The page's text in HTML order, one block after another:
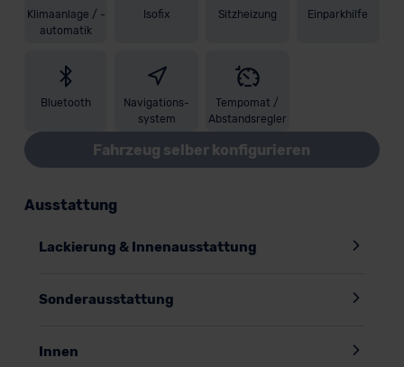
Klimaanlage / -
automatik
Isofix Sitzheizung Einparkhilfe
Bluetooth
Navigations-
system
Tempomat /
Abstandsregler
Fahrzeug selber konfigurieren
Ausstattung
Lackierung & Innenausstattung
Sonderausstattung
Innen